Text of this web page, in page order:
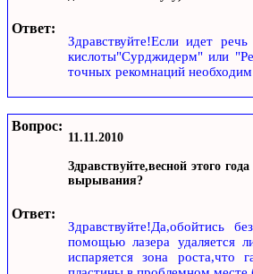
Ответ:
Здравствуйте!Если идет
кислоты"Сурджидерм" или
точных рекомнаций
Вопрос:
11.11.2010
Здравствуйте,весной этого
вырывания?
Ответ:
Здравствуйте!Да,обойтись
помощью лазера удаляется
испаряется зона роста,что